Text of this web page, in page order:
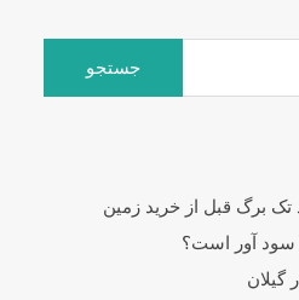
تک برگ قبل از خرید زمین
گیلان